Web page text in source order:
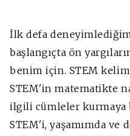
İlk defa deneyimlediğim
başlangıçta ön
benim için. STEM
STEM'in matematikte
ilgili cümleler kurmaya
STEM'i, yaşamımda ve